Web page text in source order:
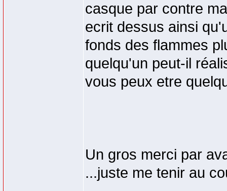
casque par contre
ecrit dessus ainsi
fonds des flammes
quelqu'un peut-il
vous peux etre
Un gros merci par
...juste me tenir au